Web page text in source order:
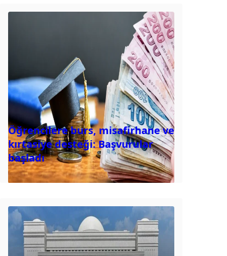
Öğrencilere burs, misafirhane ve
kırtasiye desteği: Başvurular
başladı